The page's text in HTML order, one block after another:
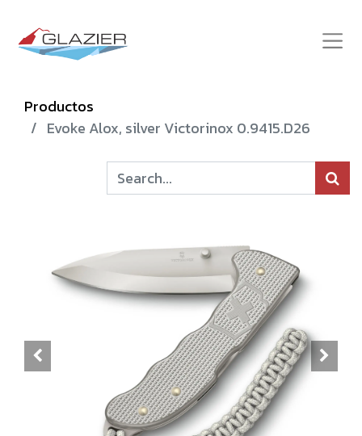
Productos
Evoke Alox, silver Victorinox 0.9415.D26